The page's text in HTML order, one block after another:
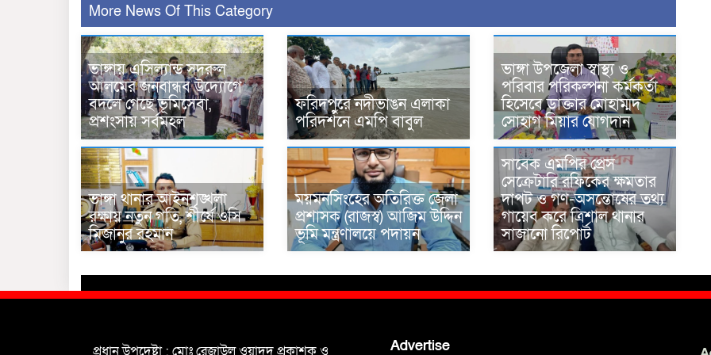
More News Of This Category
ভাঙ্গায় এসিল্যান্ড সদরুল
আলমের জনবান্ধব উদ্যোগে
বদলে গেছে ভূমিসেবা,
প্রশংসায় সর্বমহল
ফরিদপুরে নদীভাঙন এলাকা
পরিদর্শনে এমপি বাবুল
ভাঙ্গা উপজেলা স্বাস্থ্য ও
পরিবার পরিকল্পনা কর্মকর্তা
হিসেবে ডাক্তার মোহাম্মদ
সোহাগ মিয়ার যোগদান
ভাঙ্গা থানার আইনশৃঙ্খলা
রক্ষায় নতুন গতি, শীর্ষে ওসি
মিজানুর রহমান
ময়মনসিংহের অতিরিক্ত জেলা
প্রশাসক (রাজস্ব) আজিম উদ্দিন
ভূমি মন্ত্রণালয়ে পদায়ন
সাবেক এমপির প্রেস
সেক্রেটারি রফিকের ক্ষমতার
দাপট ও গণ-অসন্তোষের তথ্য
গায়েব করে ত্রিশাল থানার
সাজানো রিপোর্ট
প্রধান উপদেষ্টা : মোঃ রেজাউল ওয়াদুদ প্রকাশক ও Advertise